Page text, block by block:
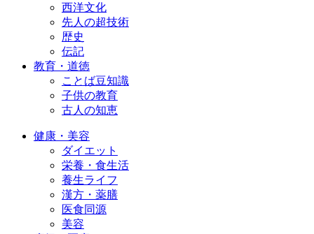
西洋文化
先人の超技術
歴史
伝記
教育・道徳
ことば豆知識
子供の教育
古人の知恵
健康・美容
ダイエット
栄養・食生活
養生ライフ
漢方・薬膳
医食同源
美容